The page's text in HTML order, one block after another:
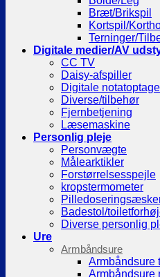
Bræt/Brikspil
Kortspil/
Terninger/
Digitale medier/AV
CC TV
Daisy-afspiller
Digitale
Diverse/tilbehør
Fjernbetjening
Læsemaskine
Personlig pleje
Personvægte
Målearktikler
Forstørrelsesspejle
kropstermometer
Badestol/
Diverse personlig
Ure
Armbåndsure
Armbåndsure
Armbåndsure